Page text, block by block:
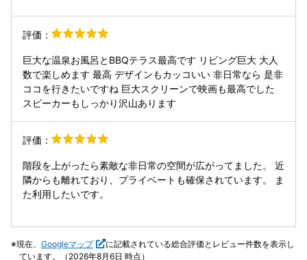
評価：
巨大な温泉お風呂とBBQテラス最高です リビング巨大 大人
数で楽しめます 最高 デザインもカッコいい 非日常なら 是非
ココを行きたいですね 巨大スクリーンで映画も最高でした
スピーカーもしっかり沢山あります
評価：
階段を上がったら素敵な非日常の空間が広がってました。 近
隣からも離れており、プライベートも確保されています。 ま
た利用したいです。
現在、 Googleマップ
に記載されている総合評価とレビュー件数を表示し
ています。（2026年8月6日 時点）